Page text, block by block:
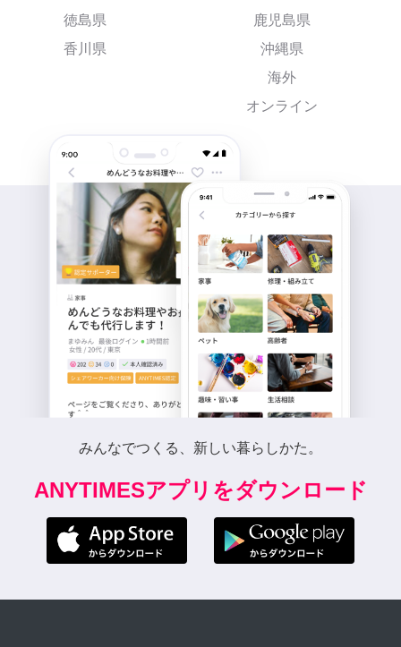
徳島県
香川県
鹿児島県
沖縄県
海外
オンライン
みんなでつくる、新しい暮らしかた。
ANYTIMESアプリをダウンロード